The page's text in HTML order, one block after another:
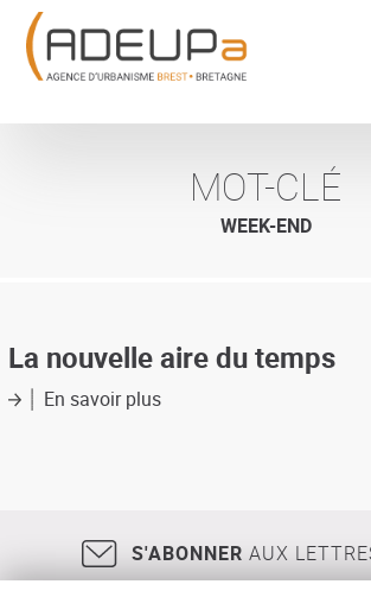
Aller
contenu
principal
MOT-CLÉ
WEEK-END
La nouvelle aire du temps
En savoir plussur
S'ABONNER AUX
Panneau de gestion des cookies